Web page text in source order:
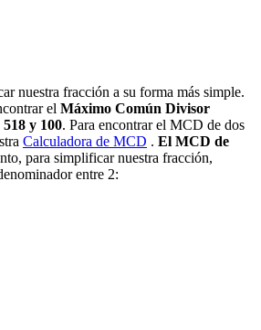
nuestra fracción a su forma más simple.
el Máximo Común Divisor
y 100. Para encontrar el MCD de dos
Calculadora de MCD . El MCD de
para simplificar nuestra fracción,
entre 2: